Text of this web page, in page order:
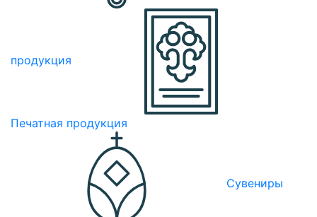
продукция
Печатная продукция
Сувениры